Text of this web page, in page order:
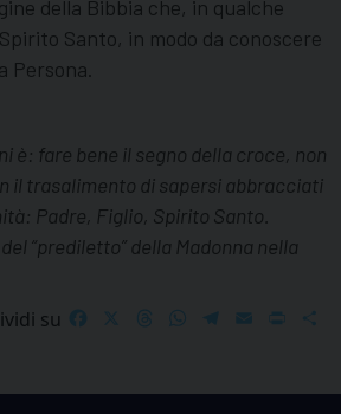
della Bibbia che, in qualche
Santo, in modo da conoscere
Persona.
è: fare bene il segno della croce, non
il trasalimento di sapersi abbracciati
Padre, Figlio, Spirito Santo.
“prediletto” della Madonna nella
su
FacebookThreadsWhatsApp
Telegram
EmailPrint